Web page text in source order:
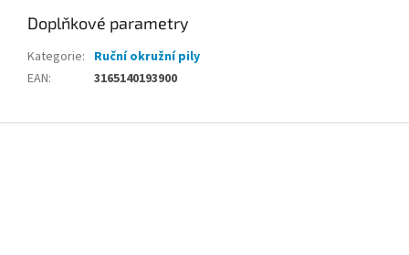
Doplňkové parametry
Kategorie: Ruční okružní pily
EAN: 3165140193900